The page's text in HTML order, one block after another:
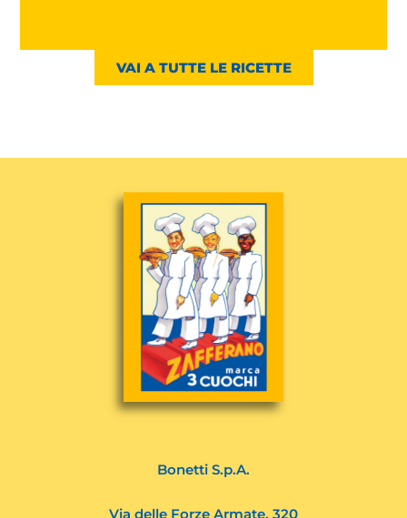
VAI A TUTTE LE RICETTE
Bonetti S.p.A.
Via delle Forze Armate, 320